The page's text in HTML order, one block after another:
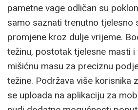
pametne vage odličan su
samo saznati trenutno tjelesno
promjene kroz dulje vrijeme.
težinu, postotak tjelesne masti i
mišićnu masu za preciznu
težine. Podržava više korisnika
se uploada na aplikaciju za